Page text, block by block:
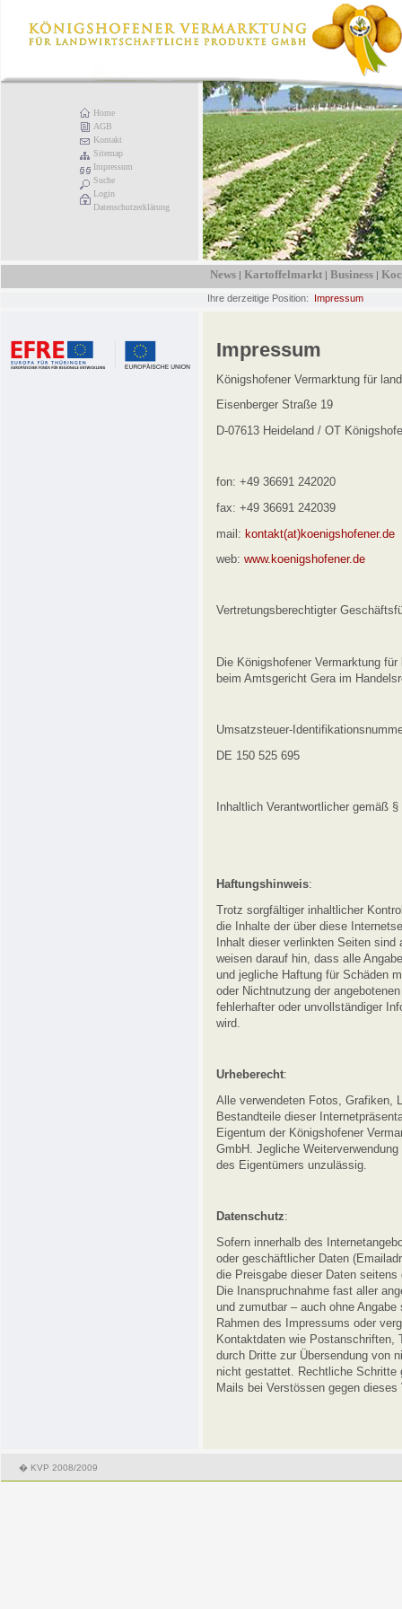
Home
AGB
Kontakt
Sitemap
Impressum
Suche
Login
Datenschutzerklärung
News | Kartoffelmarkt | Business |
Ihre derzeitige Position: Impressum
Impressum
Königshofener Vermarktung für
Eisenberger Straße 19
D-07613 Heideland / OT
fon: +49 36691 242020
fax: +49 36691 242039
mail: kontakt(at)koenigshofener.de
web: www.koenigshofener.de
Vertretungsberechtigter
Die Königshofener Vermarktung
beim Amtsgericht Gera im
Umsatzsteuer-
DE 150 525 695
Inhaltlich Verantwortlicher gemäß
Haftungshinweis:
Trotz sorgfältiger inhaltlicher
die Inhalte der über diese
Inhalt dieser verlinkten Seiten
weisen darauf hin, dass alle
und jegliche Haftung für Schäden
oder Nichtnutzung der
fehlerhafter oder unvollständiger
wird.
Urheberecht:
Alle verwendeten Fotos, Grafiken,
Bestandteile dieser
Eigentum der Königshofener
GmbH. Jegliche
des Eigentümers unzulässig.
Datenschutz:
Sofern innerhalb des
oder geschäftlicher Daten
die Preisgabe dieser Daten
Die Inanspruchnahme fast aller
und zumutbar – auch ohne
Rahmen des Impressums oder
Kontaktdaten wie Postanschriften,
durch Dritte zur Übersendung von
nicht gestattet. Rechtliche Schritte
Mails bei Verstössen gegen
� KVP 2008/2009